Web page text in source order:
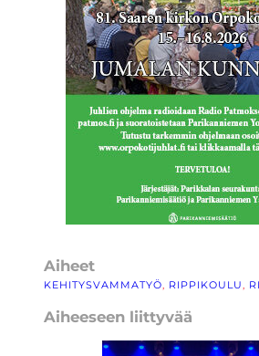
Aiheet
KEHITYSVAMMATYÖ, RIPPIKOULU,
Aiheeseen liittyvää